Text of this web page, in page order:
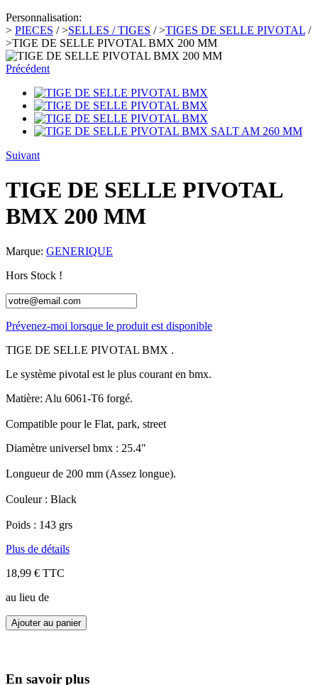
Personnalisation:
> PIECES />SELLES / TIGES />TIGES DE SELLE PIVOTAL /
>TIGE DE SELLE PIVOTAL BMX 200 MM
Précédent
Suivant
TIGE DE SELLE PIVOTAL
BMX 200 MM
Marque: GENERIQUE
Hors Stock !
Prévenez-moi lorsque le produit est disponible
TIGE DE SELLE PIVOTAL BMX .
Le système pivotal est le plus courant en bmx.
Matière: Alu 6061-T6 forgé.
Compatible pour le Flat, park, street
Diamètre universel bmx : 25.4"
Longueur de 200 mm (Assez longue).
Couleur : Black
Poids : 143 grs
Plus de détails
18,99 € TTC
au lieu de
Ajouter au panier
En savoir plus